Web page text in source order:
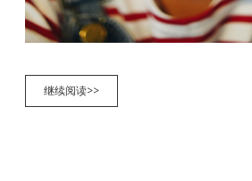
继续阅读>>畅
游